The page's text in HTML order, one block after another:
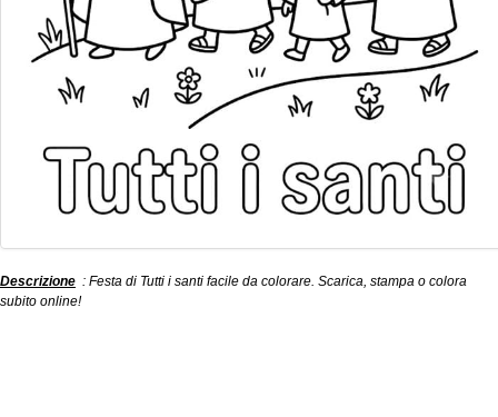
Descrizione : Festa di Tutti i santi facile da colorare. Scarica, stampa o colora
subito online!